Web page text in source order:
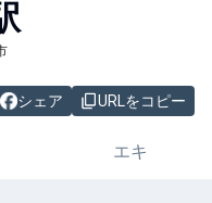
シェア URLをコピー
エキ